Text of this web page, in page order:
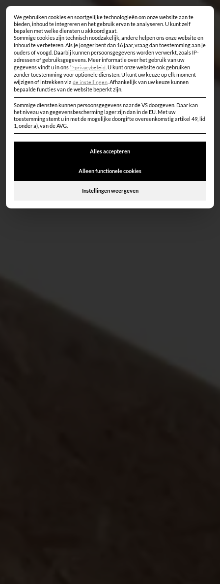
Kast op maat in
Klagenfurt &
Karinthië
Persoonlijk ontworpen door de timmerman uit uw regio –
op maat ontworpen bij u thuis, vervaardigd volgens uw
wensen en doorgaans binnen 4–6 weken gemonteerd.
Privacyinstellingen
We gebruiken cookies en soortgelijke technologieën om onze website aan te
bieden, inhoud te integreren en het gebruik ervan te analyseren. U kunt zelf
bepalen met welke diensten u akkoord gaat.
Sommige cookies zijn technisch noodzakelijk, andere helpen ons onze website en
inhoud te verbeteren. Als je jonger bent dan 16 jaar, vraag dan toestemming aan je
ouders of voogd. Daarbij kunnen persoonsgegevens worden verwerkt, zoals IP-
adressen of gebruiksgegevens. Meer informatie over het gebruik van uw
gegevens vindt u in ons ">privacybeleid U kunt onze website ook gebruiken
zonder toestemming voor optionele diensten. U kunt uw keuze op elk moment
wijzigen of intrekken via de instellingen Afhankelijk van uw keuze kunnen
bepaalde functies van de website beperkt zijn.
Sommige diensten kunnen persoonsgegevens naar de VS doorgeven. Daar kan
het niveau van gegevensbescherming lager zijn dan in de EU. Met uw
toestemming stemt u in met de mogelijke doorgifte overeenkomstig artikel 49, lid
1, onder a), van de AVG.
Alles accepteren
Alleen functionele cookies
Instellingen weergeven